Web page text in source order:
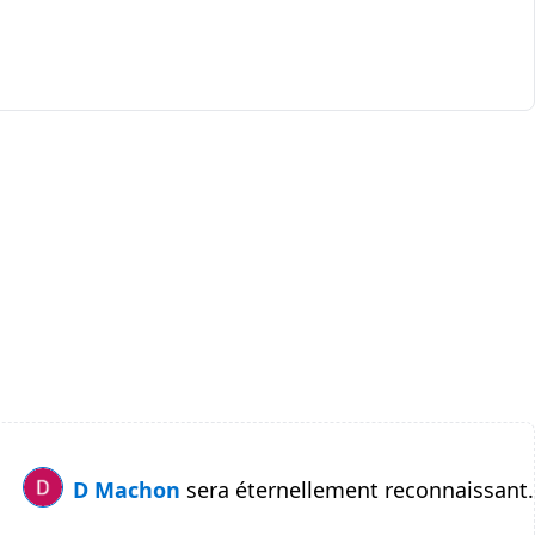
D Machon sera éternellement reconnaissant.